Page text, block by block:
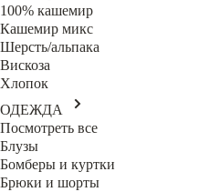
100% кашемир
Кашемир микс
Шерсть/альпака
Вискоза
Хлопок
ОДЕЖДА
Посмотреть все
Блузы
Бомберы и куртки
Брюки и шорты